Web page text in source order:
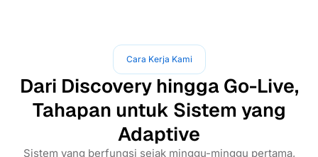
Cara Kerja Kami
Dari Discovery hingga Go-Live,
Tahapan untuk Sistem yang
Adaptive
Sistem yang berfungsi sejak minggu-minggu pertama,